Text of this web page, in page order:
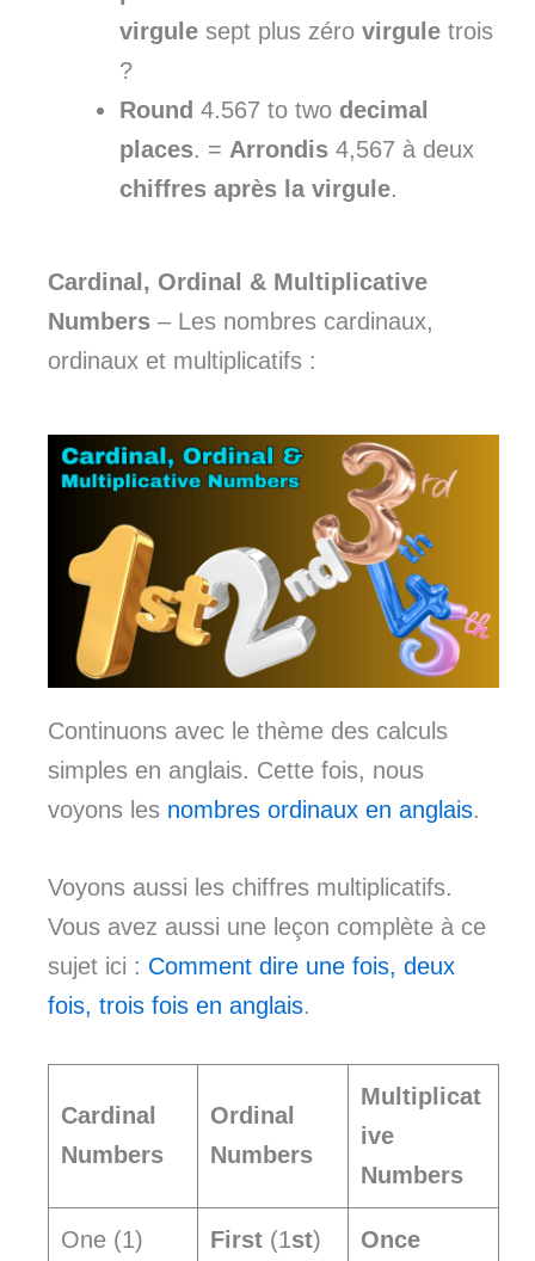
virgule sept plus zéro virgule trois
?
Round 4.567 to two decimal
places. = Arrondis 4,567 à deux
chiffres après la virgule.
Cardinal, Ordinal & Multiplicative
Numbers – Les nombres cardinaux,
ordinaux et multiplicatifs :
Continuons avec le thème des calculs
simples en anglais. Cette fois, nous
voyons les nombres ordinaux en anglais.
Voyons aussi les chiffres multiplicatifs.
Vous avez aussi une leçon complète à ce
sujet ici : Comment dire une fois, deux
fois, trois fois en anglais.
Cardinal
Numbers
Ordinal
Numbers
Multiplicat
ive
Numbers
One (1) First (1st) Once